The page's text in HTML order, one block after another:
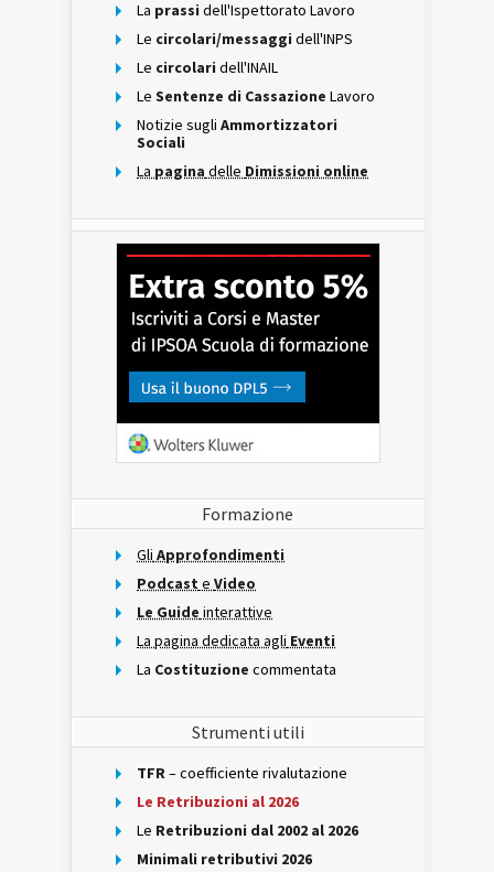
La prassi dell'Ispettorato Lavoro
Le circolari/messaggi dell'INPS
Le circolari dell'INAIL
Le Sentenze di Cassazione Lavoro
Notizie sugli Ammortizzatori
Sociali
La pagina delle Dimissioni online
Formazione
Gli Approfondimenti
Podcast e Video
Le Guide interattive
La pagina dedicata agli Eventi
La Costituzione commentata
Strumenti utili
TFR– coefficiente rivalutazione
Le Retribuzioni al 2026
Le Retribuzioni dal 2002 al 2026
Minimali retributivi 2026